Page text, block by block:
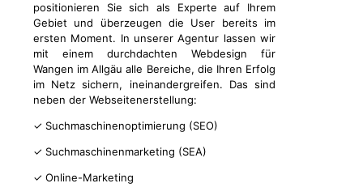
positionieren Sie sich als Experte auf Ihrem
Gebiet und überzeugen die User bereits im
ersten Moment. In unserer Agentur lassen wir
mit einem durchdachten Webdesign für
Wangen im Allgäu alle Bereiche, die Ihren Erfolg
im Netz sichern, ineinandergreifen. Das sind
neben der Webseitenerstellung:
✓ Suchmaschinenoptimierung (SEO)
✓ Suchmaschinenmarketing (SEA)
✓ Online-Marketing